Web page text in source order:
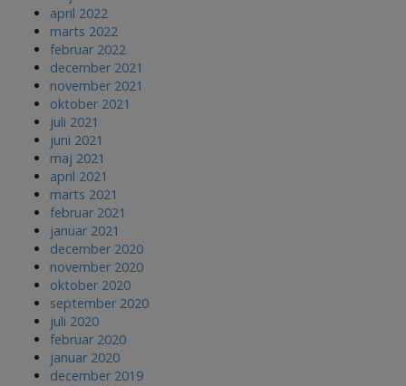
april 2022
marts 2022
februar 2022
december 2021
november 2021
oktober 2021
juli 2021
juni 2021
maj 2021
april 2021
marts 2021
februar 2021
januar 2021
december 2020
november 2020
oktober 2020
september 2020
juli 2020
februar 2020
januar 2020
december 2019